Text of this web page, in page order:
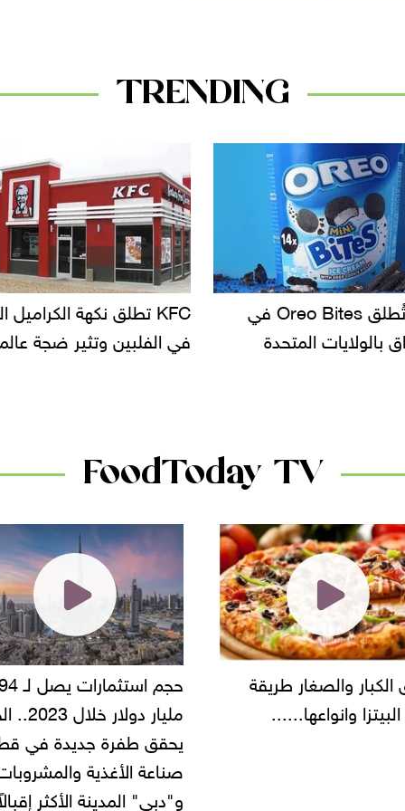
TRENDING
KFC تطلق نكهة الكراميل المملح
وتثير ضجة عالمية
دعوات للتحقيق في أسباب
سحب بعض ألبان الأطفال
FoodToday TV
حجم استثمارات يصل لـ 94
مليار دولار خلال 2023.. الخليج
"أمن القاهرة" يضبط
شركة مطاعم استولى على
أموال المواطنين بزعم